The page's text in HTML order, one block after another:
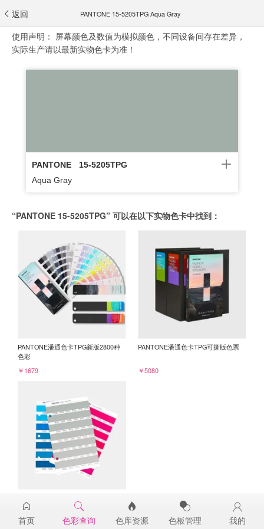
返回 PANTONE 15-5205TPG Aqua Gray
使用声明： 屏幕颜色及数值为模拟颜色，不同设备间存在差异，
实际生产请以最新实物色卡为准！
PANTONE
15-5205TPG
Aqua Gray
“PANTONE 15-5205TPG” 可以在以下实物色卡中找到：
PANTONE潘通色卡TPG新版2800种
色彩
￥1679
PANTONE潘通色卡TPG可撕版色票
￥5080
15-5205TPG
￥98
首页 色彩查询 色库资源 色板管理 我的